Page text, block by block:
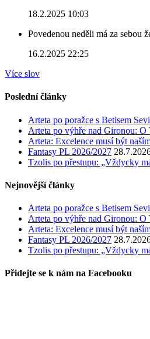
18.2.2025 10:03
Povedenou neděli má za sebou
16.2.2025 22:25
Více slov
Poslední články
Arteta po poražce s Betisem
Arteta po výhře nad Gironou:
Arteta: Excelence musí být
Fantasy PL 2026/2027
Tzolis po přestupu: „Vždycky
Nejnovější články
Arteta po poražce s Betisem
Arteta po výhře nad Gironou:
Arteta: Excelence musí být
Fantasy PL 2026/2027
Tzolis po přestupu: „Vždycky
Přidejte se k nám na Facebooku